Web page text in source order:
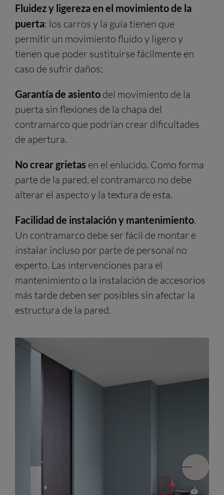
Fluidez y ligereza en el movimiento de la
puerta: los carros y la guía tienen que
permitir un movimiento fluido y ligero y
tienen que poder sustituirse fácilmente en
caso de sufrir daños;
Garantía de asiento del movimiento de la
puerta sin flexiones de la chapa del
contramarco que podrían crear dificultades
de apertura.
No crear grietas en el enlucido. Como forma
parte de la pared, el contramarco no debe
alterar el aspecto y la textura de esta.
Facilidad de instalación y mantenimiento.
Un contramarco debe ser fácil de montar e
instalar incluso por parte de personal no
experto. Las intervenciones para el
mantenimiento o la instalación de accesorios
más tarde deben ser posibles sin afectar la
estructura de la pared.